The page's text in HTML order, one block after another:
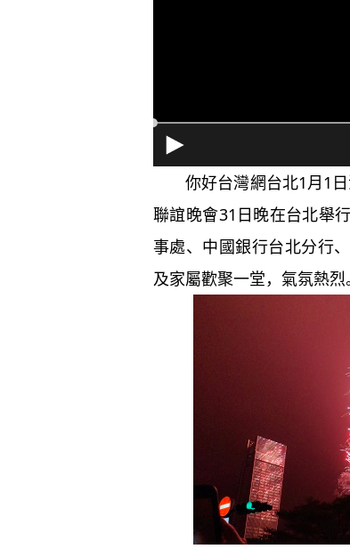
你好台灣網台北1月1日
聯誼晚會31日晚在台北舉
事處、中國銀行台北分行
及家屬歡聚一堂，氣氛熱烈